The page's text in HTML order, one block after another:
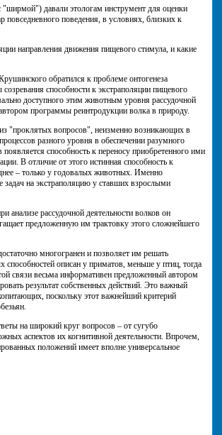
давали этологам инструмент для оценки
повседневного поведения, в условиях, близких к
направления движения пищевого стимула, и какие
обратился к проблеме онтогенеза
способности к экстраполяции пищевого
доступного этим животным уровня рассудочной
программы реинтродукции волка в природу.
"проклятых вопросов", неизменно возникающих в
разного уровня в обеспечении разумного
способность к переносу приобретенного ими
В отличие от этого истинная способность к
– только у годовалых животных. Именно
задач на экстраполяцию у ставших взрослыми
рассудочной деятельности волков он
предложенную им трактовку этого сложнейшего
многогранен и позволяет им решать
описан у приматов, меньше у птиц, тогда
связи весьма информативен предложенный автором
результат собственных действий. Это важный
поскольку этот важнейший критерий
на широкий круг вопросов – от сугубо
аспектов их когнитивной деятельности. Впрочем,
положений имеет вполне универсальное